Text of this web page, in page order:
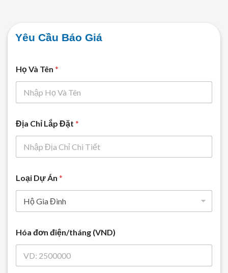
Yêu Cầu Báo Giá
Họ Và Tên *
Địa Chỉ Lắp Đặt *
Loại Dự Án *
Hóa đơn điện/tháng (VND)